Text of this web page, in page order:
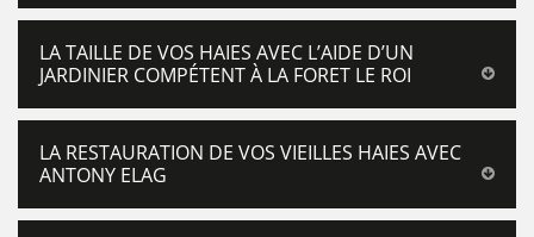
LA TAILLE DE VOS HAIES AVEC L’AIDE D’UN
JARDINIER COMPÉTENT À LA FORET LE ROI
LA RESTAURATION DE VOS VIEILLES HAIES AVEC
ANTONY ELAG